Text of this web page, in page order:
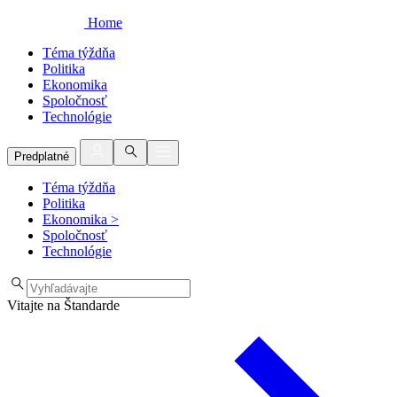
Home
Téma týždňa
Politika
Ekonomika
Spoločnosť
Technológie
Predplatné
Téma týždňa
Politika
Ekonomika >
Spoločnosť
Technológie
Vitajte na Štandarde